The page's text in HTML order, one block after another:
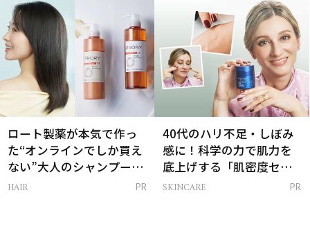
ロート製薬が本気で作っ
た“オンラインでしか買え
ない”大人のシャンプー＆
トリートメントって？
HAIR PR
40代のハリ不足・しぼみ
感に！科学の力で肌力を
底上げする「肌密度セラ
ム」
SKINCARE PR